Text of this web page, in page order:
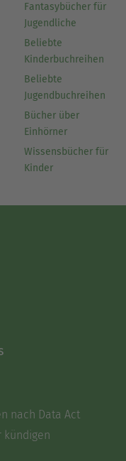
Fantasybücher für
Jugendliche
Beliebte
Kinderbuchreihen
Beliebte
Jugendbuchreihen
Bücher über
Einhörner
Wissensbücher für
Kinder
nach Data Act
kündigen